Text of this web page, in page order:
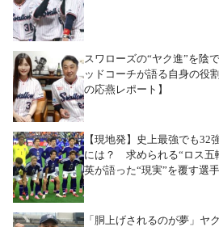
スワローズの“ヤク進”を
ッドコーチが語る自身の役
の応燕レポート】
【現地発】史上最強でも
には？ 求められる“ロス
英が語った“現実”を覆す選
「胴上げされるのが夢」ヤ